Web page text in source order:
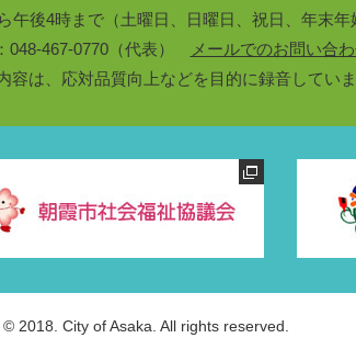
午後4時まで（土曜日、日曜日、祝日、年末年
048-467-0770（代表）
メールでのお問い合
容は、応対品質向上などを目的に録音していま
2018. City of Asaka. All rights reserved.